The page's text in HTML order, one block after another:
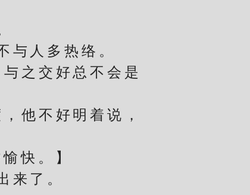
人多热络。
之交好总不会是
他不好明着说，
快。】
了。